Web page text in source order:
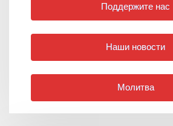
Поддержите нас
Наши новости
Молитва